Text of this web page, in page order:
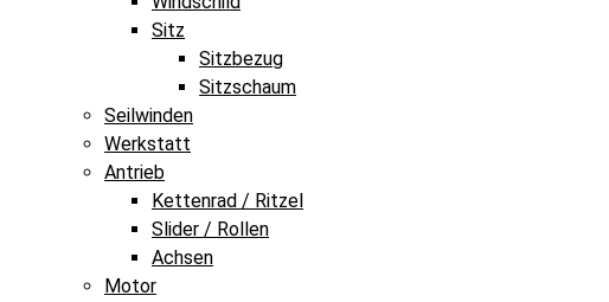
Sitz
Sitzbezug
Sitzschaum
Seilwinden
Werkstatt
Antrieb
Kettenrad / Ritzel
Slider / Rollen
Achsen
Motor